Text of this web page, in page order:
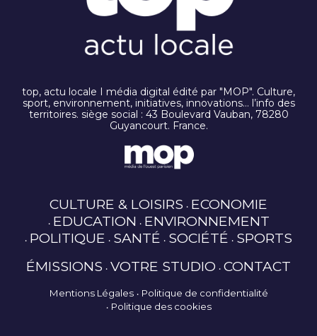
top, actu locale I média digital édité par "MOP". Culture,
sport, environnement, initiatives, innovations… l’info des
territoires. siège social : 43 Boulevard Vauban, 78280
Guyancourt. France.
CULTURE & LOISIRS ECONOMIE
EDUCATION ENVIRONNEMENT
POLITIQUE SANTÉ SOCIÉTÉ SPORTS
ÉMISSIONS VOTRE STUDIO CONTACT
Mentions Légales
Politique de confidentialité
Politique des cookies